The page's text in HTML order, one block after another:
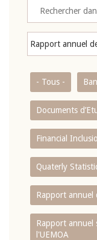
- Tous -
Documents
Financial
Quaterly
Rapport annuel
Rapport annuel
l'UEMOA